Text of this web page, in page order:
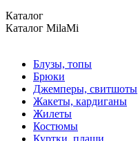
Каталог
Каталог MilaMi
Блузы, топы
Брюки
Джемперы, свитшоты
Жакеты, кардиганы
Жилеты
Костюмы
Куртки, плащи